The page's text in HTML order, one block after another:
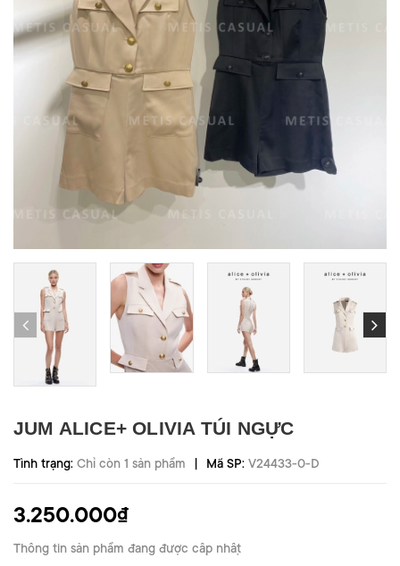
JUM ALICE+ OLIVIA TÚI NGỰC
Tình trạng: Chỉ còn 1 sản phẩm | Mã SP: V24433-0-D
3.250.000₫
Thông tin sản phẩm đang được cập nhật